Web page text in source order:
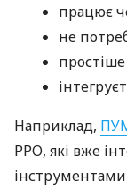
працює
не
Наприклад,
РРО, які вже